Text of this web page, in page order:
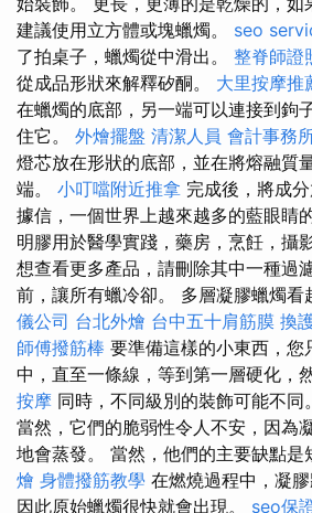
建議使用立方體或塊蠟燭。 seo
了拍桌子，蠟燭從中滑出。 整脊師證
從成品形狀來解釋矽酮。 大里按摩推
在蠟燭的底部，另一端可以連接到鉤
住它。 外燴擺盤 清潔人員 會計事務
燈芯放在形狀的底部，並在將熔融質
端。 小叮噹附近推拿 完成後，將成分
據信，一個世界上越來越多的藍眼睛
明膠用於醫學實踐，藥房，烹飪，攝
想查看更多產品，請刪除其中一種過
前，讓所有蠟冷卻。 多層凝膠蠟燭看
儀公司 台北外燴 台中五十肩筋膜 換
師傅撥筋棒 要準備這樣的小東西，您
中，直至一條線，等到第一層硬化，
按摩 同時，不同級別的裝飾可能不同
當然，它們的脆弱性令人不安，因為
地會蒸發。 當然，他們的主要缺點是
燴 身體撥筋教學 在燃燒過程中，凝
因此原始蠟燭很快就會出現。 seo保